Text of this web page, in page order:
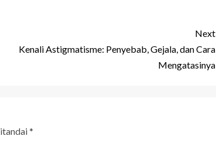
Next
Kenali Astigmatisme: Penyebab, Gejala, dan Cara
Mengatasinya
*